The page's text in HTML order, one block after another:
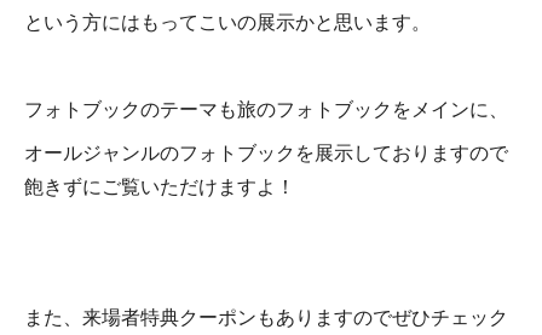
という方にはもってこいの展示かと思います。
フォトブックのテーマも旅のフォトブックをメインに、
オールジャンルのフォトブックを展示しておりますので
飽きずにご覧いただけますよ！
また、来場者特典クーポンもありますのでぜひチェック